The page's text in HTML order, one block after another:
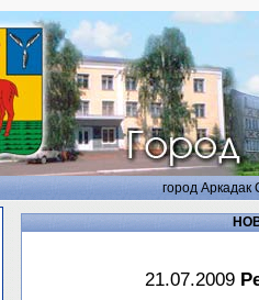
город Аркадак
21.07.2009